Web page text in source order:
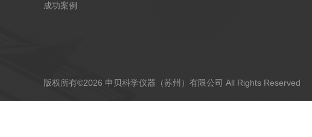
成功案例
版权所有©2026 申贝科学仪器（苏州）有限公司 All Rights Reserved